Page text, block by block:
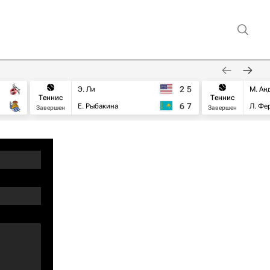
Теннис
Завершен
Э. Ли
Е. Рыбакина
2 5
6 7
Теннис
Завершен
М.
Л.